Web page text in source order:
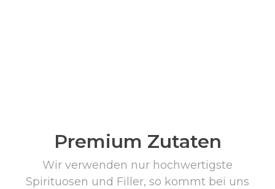
Premium Zutaten
Wir verwenden nur hochwertigste
Spirituosen und Filler, so kommt bei uns